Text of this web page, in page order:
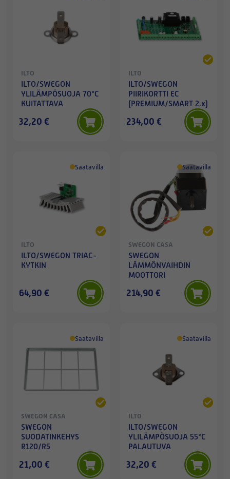
ILTO
ILTO/SWEGON
YLILÄMPÖSUOJA 70°C
KUITATTAVA
32,20 €
ILTO
ILTO/SWEGON
PIIRIKORTTI EC
(PREMIUM/SMART 2.x)
234,00 €
Saatavilla
ILTO
ILTO/SWEGON TRIAC-
KYTKIN
64,90 €
Saatavilla
SWEGON CASA
SWEGON
LÄMMÖNVAIHDIN
MOOTTORI
214,90 €
Saatavilla
SWEGON CASA
SWEGON
SUODATINKEHYS
R120/R5
21,00 €
Saatavilla
ILTO
ILTO/SWEGON
YLILÄMPÖSUOJA 55°C
PALAUTUVA
32,20 €